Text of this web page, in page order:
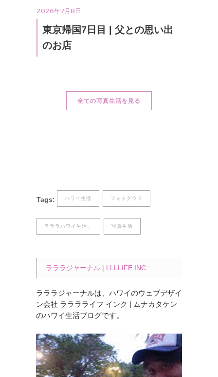
2026年7月8日
東京帰国7日目 | 父との思い出
のお店
全ての写真生活を見る
Tags: ハワイ生活 フォトグラフ
ラララハワイ生活。 写真生活
ラララジャーナル | LLLLIFE INC
ラララジャーナルは、ハワイのウェブデザイ
ン会社 ラララライフ インク | ムナカタケン
のハワイ生活ブログです。